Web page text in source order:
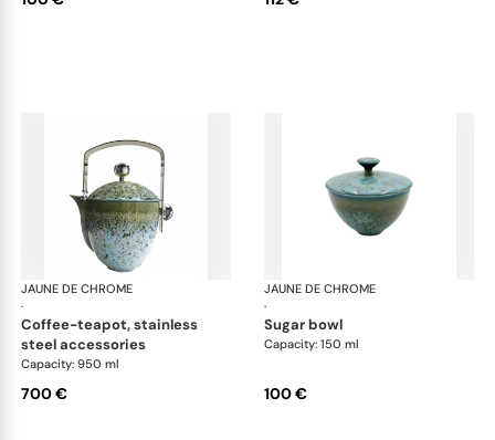
JAUNE DE CHROME
·
Nymphéa
coffee-teapot, stainless
steel accessories
Capacity: 950 ml
700 €
JAUNE DE CHROME
·
sugar bowl
Capacity: 150 ml
100 €